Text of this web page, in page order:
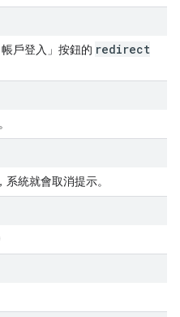
戶登入」按鈕的 redirect
統就會取消提示。